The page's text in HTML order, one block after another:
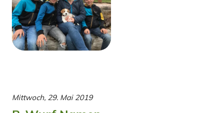
Mittwoch, 29. Mai 2019